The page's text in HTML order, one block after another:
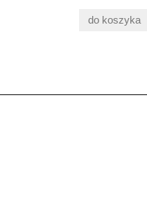
do koszyka